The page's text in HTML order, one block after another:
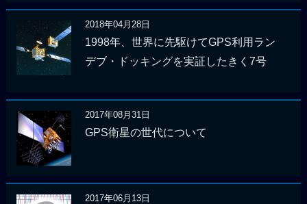
2018年04月28日
1998年、世界に先駆けてGPS利用ラン
デブ・ドッキングを実証したきく7号
2017年08月31日
GPS衛星の世代について
2017年06月13日